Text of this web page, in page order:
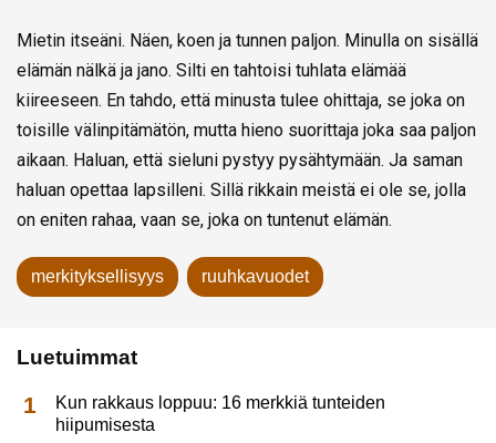
Mietin itseäni. Näen, koen ja tunnen paljon. Minulla on sisällä
elämän nälkä ja jano. Silti en tahtoisi tuhlata elämää
kiireeseen. En tahdo, että minusta tulee ohittaja, se joka on
toisille välinpitämätön, mutta hieno suorittaja joka saa paljon
aikaan. Haluan, että sieluni pystyy pysähtymään. Ja saman
haluan opettaa lapsilleni. Sillä rikkain meistä ei ole se, jolla
on eniten rahaa, vaan se, joka on tuntenut elämän.
merkityksellisyys ruuhkavuodet
Luetuimmat
Kun rakkaus loppuu: 16 merkkiä tunteiden
hiipumisesta